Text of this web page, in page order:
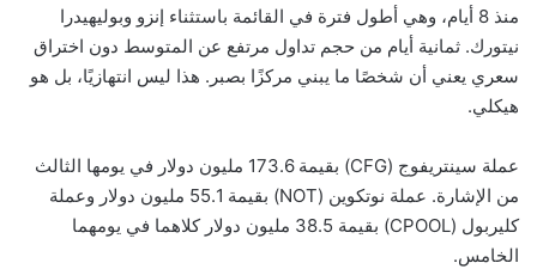
منذ 8 أيام، وهي أطول فترة في القائمة باستثناء إنزو وبوليهيدرا
نيتورك. ثمانية أيام من حجم تداول مرتفع عن المتوسط دون اختراق
سعري يعني أن شخصًا ما يبني مركزًا بصبر. هذا ليس انتهازيًا، بل هو
هيكلي.
عملة سينتريفوج (CFG) بقيمة 173.6 مليون دولار في يومها الثالث
من الإشارة. عملة نوتكوين (NOT) بقيمة 55.1 مليون دولار وعملة
كليربول (CPOOL) بقيمة 38.5 مليون دولار كلاهما في يومهما
الخامس.